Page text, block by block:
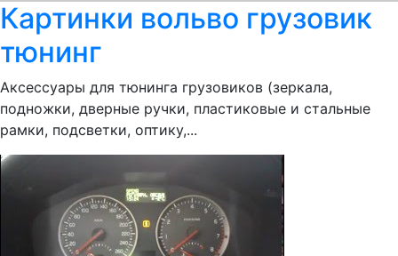
Картинки вольво грузовик
тюнинг
Аксессуары для тюнинга грузовиков (зеркала,
подножки, дверные ручки, пластиковые и стальные
рамки, подсветки, оптику,...